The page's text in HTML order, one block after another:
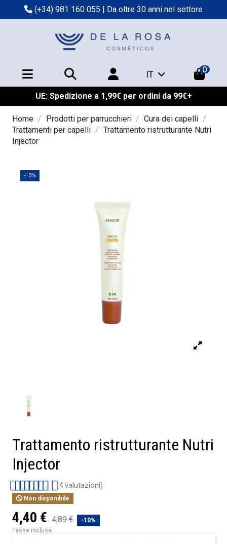
(+34) 981 160 055 | Da oltre 30 anni nel settore
IT 0
UE: Spedizione a 1,99€ per ordini da 99€+
Home Prodotti per parrucchieri
Cura dei capelli
Trattamenti per capelli
Trattamento ristrutturante Nutri
Injector
-10%
Trattamento ristrutturante Nutri
Injector
(4 valutazioni)
Non disponibile
4,40 € 4,89 € -10%
Tasse incluse